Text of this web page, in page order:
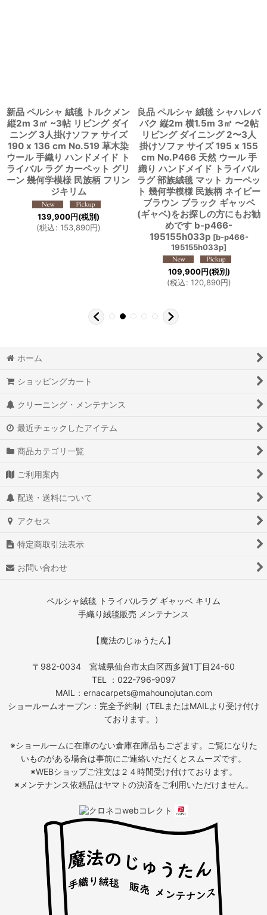
新品 ペルシャ 絨毯 トルクメン
縦2m 3㎡ ~3帖 リビング ダイ
ニング 3人掛けソファ サイズ
190 x 136 cm No.519 草木染
ウール 手織り ハンドメイド ト
ライバル ラグ カーペット グリ
ーン 幾何学模様 民族柄 フリン
ジキリム
139,900円(税別)
(税込: 153,890円)
良品 ペルシャ 絨毯 シャハレバ
バク 縦2m 横1.5m 3㎡ 〜2帖
リビング ダイニング 2〜3人
掛けソファ サイズ 195 x 155
cm No.P466 天然 ウール 手
織り ハンドメイド トライバル
ラグ 部族絨毯 マット カーペッ
ト 幾何学模様 民族柄 ネイビー
ブラウン ブラック ギャッベ
(ギャベ)をお探しの方にもお勧
めです b-p466-
195155h033p [b-p466-
195155h033p]
109,900円(税別)
(税込: 120,890円)
ホーム
ショッピングカート
クリーニング・メンテナンス
最近チェックしたアイテム
商品カテゴリ一覧
ご利用案内
配送・送料について
アクセス
特定商取引法表示
お問い合わせ
ペルシャ絨毯 トライバルラグ ギャッベ キリム
手織り絨毯販売 メンテナンス
【魔法のじゅうたん】
〒982-0034 宮城県仙台市太白区西多賀1丁目24-60
TEL ：022-796-9097
MAIL：ernacarpets@mahounojutan.com
ショールームオープン：完全予約制（TELまたはMAILより受け付け
ております。）
※ショールームに在庫のない倉庫在庫品もござます。ご覧になりた
いものがある場合は事前にご連絡いただくとスムーズです。
※WEBショップご注文は２４時間受け付けております。
※メンテナンス依頼品はヤマトの決済をご利用いただけません。